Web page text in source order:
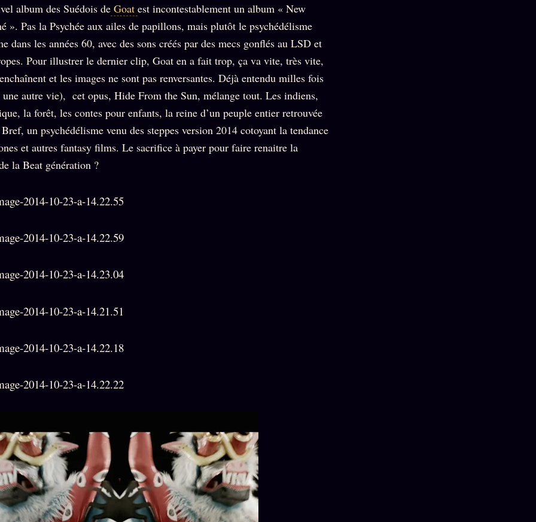
Archives
SMK
26 TRANSM.
SMK
Manifeste
Gossip
Manifeste
Gossip
Pacte
Infofiction
confirmée
Who is
who
qui
+18
Signatures
Charte
éditoriale
Studios
Tous les
tags
Soumettre
un tip
Nous
écrire
Presse
Business
FAQ
album des Suédois de Goat est incontestablement un album « New
». Pas la Psychée aux ailes de papillons, mais plutôt le psychédélisme
dans les années 60, avec des sons créés par des mecs gonflés au LSD et
Pour illustrer le dernier clip, Goat en a fait trop, ça va vite, très vite,
et les images ne sont pas renversantes. Déjà entendu milles fois
une autre vie), cet opus, Hide From the Sun, mélange tout. Les indiens,
la forêt, les contes pour enfants, la reine d’un peuple entier retrouvée
un psychédélisme venu des steppes version 2014 cotoyant la tendance
et autres fantasy films. Le sacrifice à payer pour faire renaitre la
la Beat génération ?